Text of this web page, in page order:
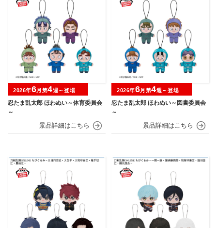
忍たま乱太郎 ほわぬい～体育委員会
～
2026年6月第4週～登場
忍たま乱太郎 ほわぬい～図書委員会
～
2026年6月第4週～登場